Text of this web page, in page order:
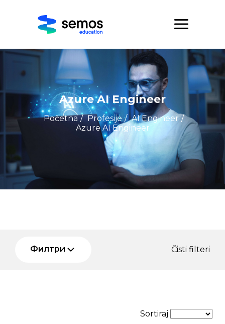
Azure AI Engineer
Početna / Profesije / AI Engineer /
Azure AI Engineer
Филтри Čisti filteri
Sortiraj